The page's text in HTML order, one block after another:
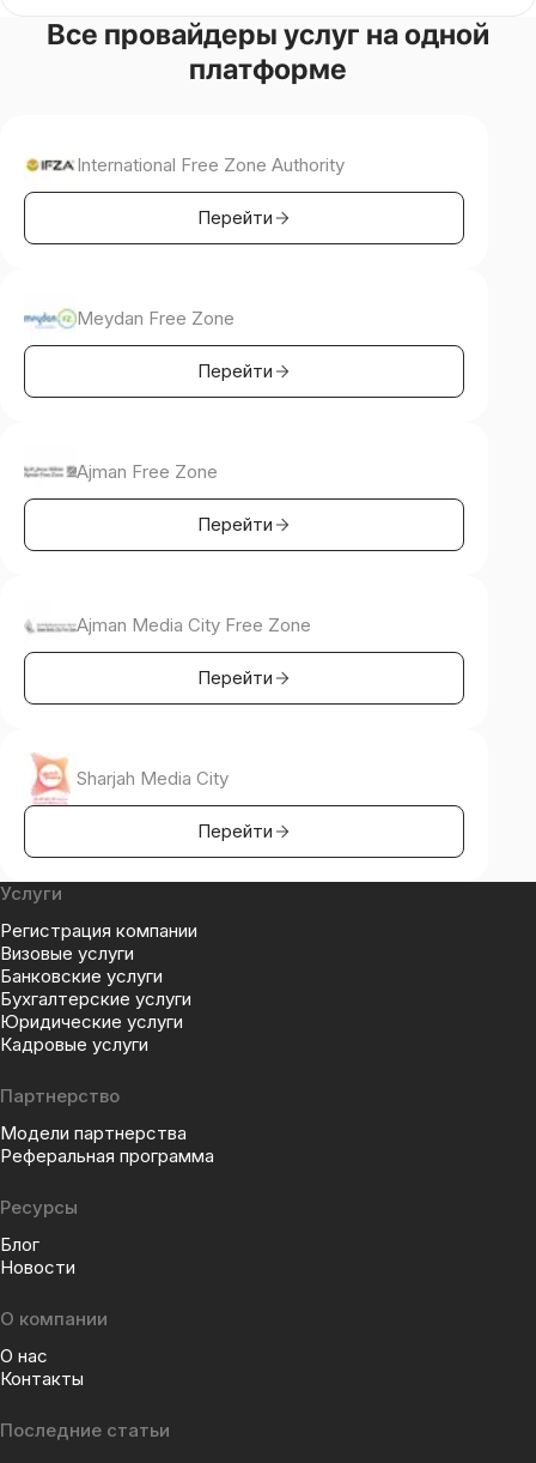
Все провайдеры услуг на одной
платформе
International Free Zone Authority
Перейти
Meydan Free Zone
Перейти
Ajman Free Zone
Перейти
Ajman Media City Free Zone
Перейти
Sharjah Media City
Перейти
Услуги
Регистрация компании
Визовые услуги
Банковские услуги
Бухгалтерские услуги
Юридические услуги
Кадровые услуги
Партнерство
Модели партнерства
Реферальная программа
Ресурсы
Блог
Новости
О компании
О нас
Контакты
Последние статьи